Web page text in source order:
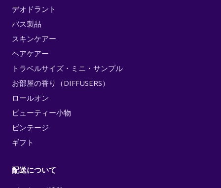
デオドラント
バス製品
スキンケアー
ヘアケアー
トラベルサイズ・ミニ・サンプル
お部屋の香り（DIFFUSERS）
ロールオン
ビューティー小物
ビンテージ
ギフト
配送について